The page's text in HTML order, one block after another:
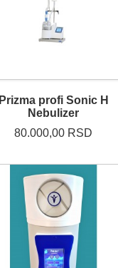
Prizma profi Sonic H
Nebulizer
80.000,00 RSD